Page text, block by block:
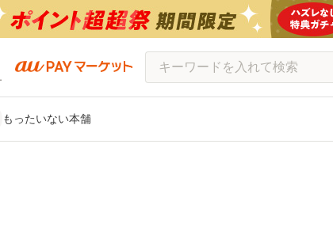
もったいない本舗